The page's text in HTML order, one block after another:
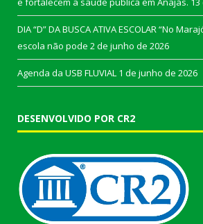
DIA “D” DA BUSCA ATIVA ESCOLAR “No
escola não pode 2 de junho de 2026
Agenda da USB FLUVIAL 1 de junho de 2026
DESENVOLVIDO POR CR2